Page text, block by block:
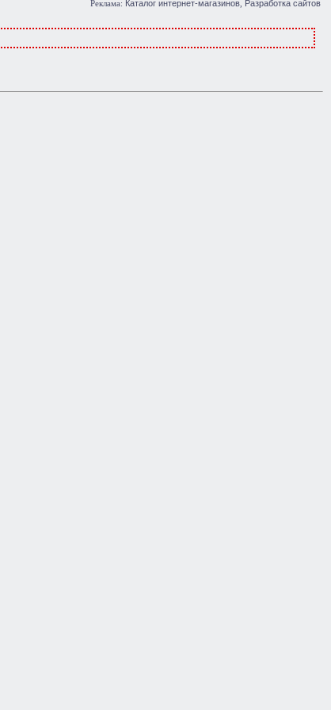
Реклама: Каталог интернет-магазинов Разработка сайтов